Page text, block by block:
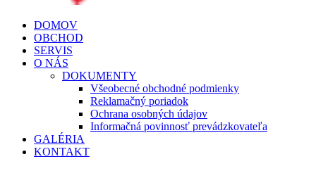
DOMOV
OBCHOD
SERVIS
O NÁS
DOKUMENTY
Všeobecné obchodné podmienky
Reklamačný poriadok
Ochrana osobných údajov
Informačná povinnosť prevádzkovateľa
GALÉRIA
KONTAKT